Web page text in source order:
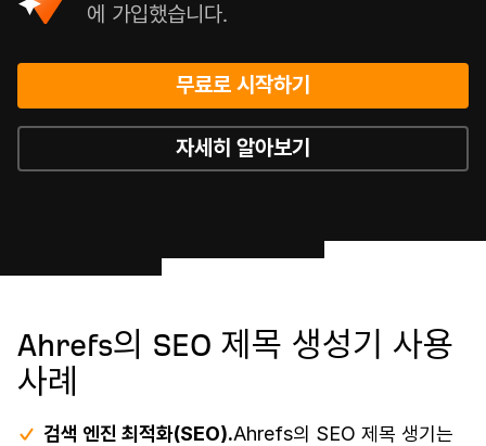
에 가입했습니다.
무료로 시작하기
자세히 알아보기
Ahrefs의 SEO 제목 생성기 사용
사례
검색 엔진 최적화(SEO).Ahrefs의 SEO 제목 생기는